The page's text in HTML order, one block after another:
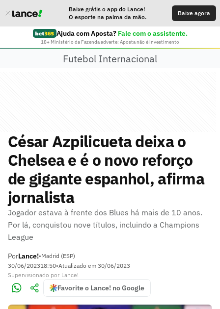
Baixe grátis o app do Lance!
O esporte na palma da mão.
Baixe agora
Ajuda com Aposta? Fale com o assistente.
18+ Ministério da Fazenda adverte: Aposta não é investimento
Futebol Internacional
César Azpilicueta deixa o
Chelsea e é o novo reforço
de gigante espanhol, afirma
jornalista
Jogador estava à frente dos Blues há mais de 10 anos.
Por lá, conquistou nove títulos, incluindo a Champions
League
PorLance!•Madrid (ESP)
30/06/202318:50•Atualizado em 30/06/2023
Supervisionado por Lance!
Favorite o Lance! no Google